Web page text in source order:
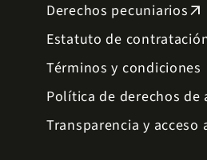
Derechos pecuniariosarrow_outward
Estatuto de
Términos y condiciones
Política de derechos
Transparencia y